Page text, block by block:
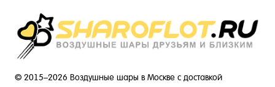
© 2015–2026 Воздушные шары в Москве с доставкой